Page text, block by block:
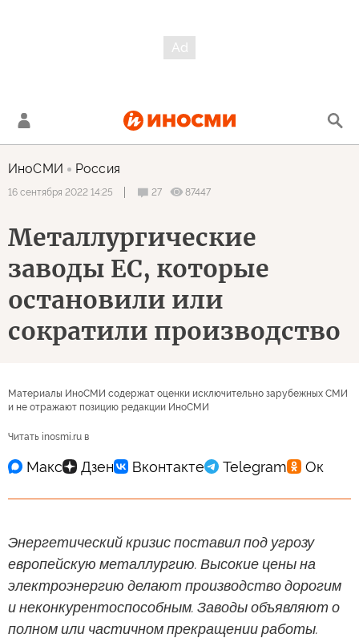
ИноСМИ Россия
16 сентября 2022 14:25 27 87447
Металлургические
заводы ЕС, которые
остановили или
сократили производство
Материалы ИноСМИ содержат оценки исключительно зарубежных СМИ
и не отражают позицию редакции ИноСМИ
Читать inosmi.ru в
Энергетический кризис поставил под угрозу
европейскую металлургию. Высокие цены на
электроэнергию делают производство дорогим
и неконкурентоспособным. Заводы объявляют о
полном или частичном прекращении работы.